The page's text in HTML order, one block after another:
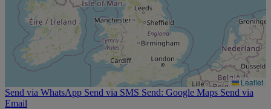
Leaflet
Send via WhatsApp Send via SMS Send: Google Maps Send via
Email